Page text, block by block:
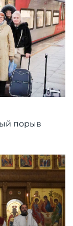
порыв